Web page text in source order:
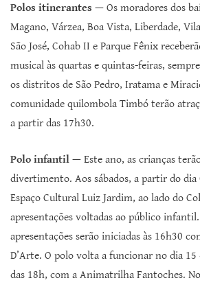
Polos itinerantes — Os moradores dos
Magano, Várzea, Boa Vista, Liberdade,
São José, Cohab II e Parque Fênix
musical às quartas e quintas-feiras,
os distritos de São Pedro, Iratama e
comunidade quilombola Timbó terão
a partir das 17h30.
Polo infantil — Este ano, as crianças
divertimento. Aos sábados, a partir do dia
Espaço Cultural Luiz Jardim, ao lado do
apresentações voltadas ao público
apresentações serão iniciadas às 16h30
D’Arte. O polo volta a funcionar no dia
das 18h, com a Animatrilha Fantoches.